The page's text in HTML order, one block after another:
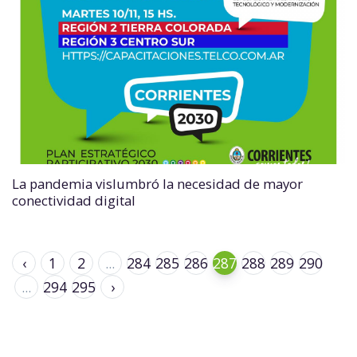
La pandemia vislumbró la necesidad de mayor
conectividad digital
‹ 1 2 ... 284 285 286 287 288 289 290
...
294 295 ›